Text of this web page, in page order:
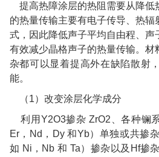
提高热障涂层的热阻需要从降低
的热量传输主要有电子传导、热
式，因此降低声子平均自由程、声
有效减少晶格声子的热量传输。材
杂都可以显着提高外在缺陷散射
能。
（1）改变涂层化学成分
利用 Y2O3掺杂 ZrO2 、各种镧
Er， Nd ， Dy和Yb）单独或共掺
如 Ni ， Nb 和 Ta）掺杂以及 Hf掺杂